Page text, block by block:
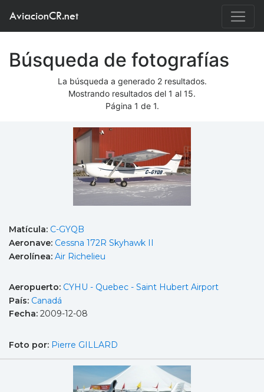
AviacionCR.net
Búsqueda de fotografías
La búsqueda a generado 2 resultados.
Mostrando resultados del 1 al 15.
Página 1 de 1.
Matícula: C-GYQB
Aeronave: Cessna 172R Skyhawk II
Aerolínea: Air Richelieu
Aeropuerto: CYHU - Quebec - Saint Hubert Airport
País: Canadá
Fecha: 2009-12-08
Foto por: Pierre GILLARD